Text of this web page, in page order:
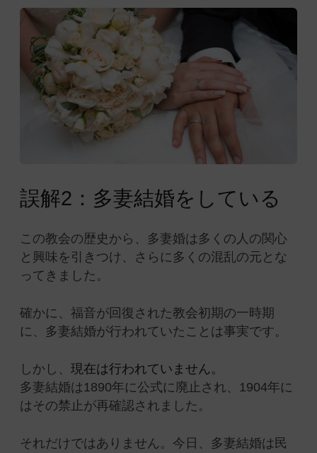
誤解2：多妻結婚をしている
この教会の歴史から、多妻婚は多くの人の関心
と興味を引きつけ、さらに多くの混乱の元とな
ってきました。
確かに、福音が回復された教会初期の一時期
に、多妻結婚が行われていたことは事実です。
しかし、 現在は行われていません。
多妻結婚は1890年に公式に廃止され、1904年に
はその禁止が再確認されました。
それだけではありません。今日、多妻結婚は民